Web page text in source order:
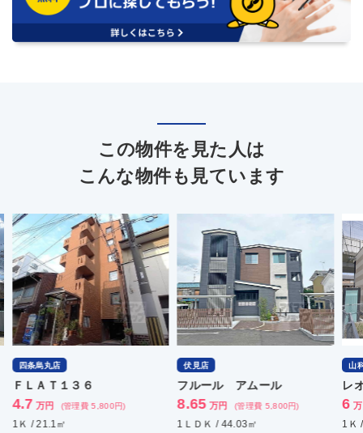
この物件を見た人は
こんな物件も見ています
四条烏丸店
ＦＬＡＴ１３６
4.7 万円 (管理費 5,800円)
1Ｋ / 21.1㎡
伏見店
フルール アムール
8.65 万円 (管理費 5,800円)
1ＬＤＫ / 44.03㎡
山
レ
6
1Ｋ